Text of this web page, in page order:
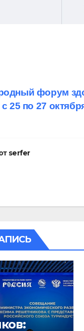
форум
25 по 27
serfer